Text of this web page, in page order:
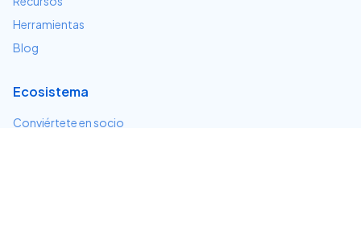
Herramientas
Blog
Ecosistema
Conviértete en socio